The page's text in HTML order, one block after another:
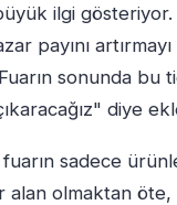
ilgi gösteriyor.
payını artırmayı
sonunda bu
diye
sadece
alan olmaktan öte,